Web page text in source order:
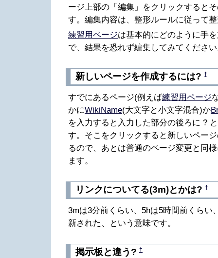
ージ上部の「編集」をクリックすると
す。編集内容は、整形ルールに従って
練習用ページは基本的にどのように手
で、結果を恐れず編集してみてくださ
新しいページを作成するには? †
すでにあるページ(例えば練習用ページ
かにWikiName(大文字と小文字混合)か
を入力すると入力した部分の後ろに ?
す。そこをクリックすると新しいペー
るので、あとは普通のページ変更と同
ます。
リンクについてる(3m)とかは? †
3mは3分前くらい、5hは5時間前くらい
新された、という意味です。
掲示板と違う? †